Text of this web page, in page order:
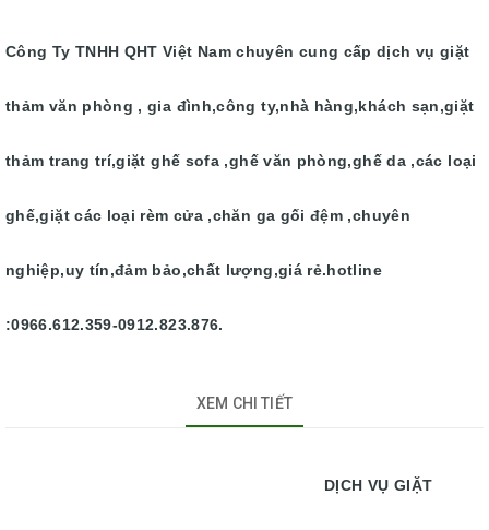
Công Ty TNHH QHT Việt Nam chuyên cung cấp dịch vụ giặt
thảm văn phòng , gia đình,công ty,nhà hàng,khách sạn,giặt
thảm trang trí,giặt ghế sofa ,ghế văn phòng,ghế da ,các loại
ghế,giặt các loại rèm cửa ,chăn ga gối đệm ,chuyên
nghiệp,uy tín,đảm bảo,chất lượng,giá rẻ.hotline
:0966.612.359-0912.823.876.
XEM CHI TIẾT
DỊCH VỤ GIẶT